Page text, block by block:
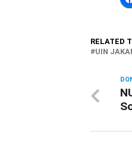
RELATED
UIN